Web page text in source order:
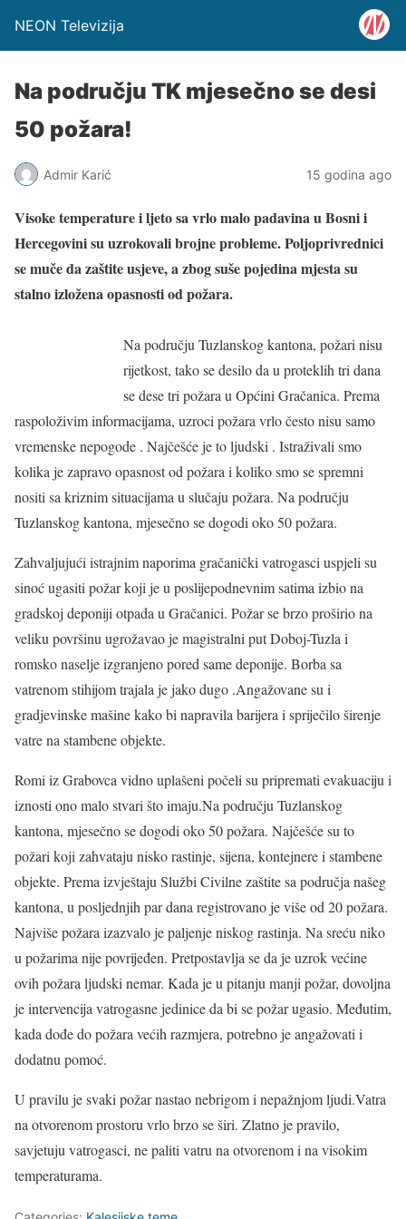
NEON Televizija
Na području TK mjesečno se desi
50 požara!
Admir Karić 15 godina ago
Visoke temperature i ljeto sa vrlo malo padavina u Bosni i
Hercegovini su uzrokovali brojne probleme. Poljoprivrednici
se muče da zaštite usjeve, a zbog suše pojedina mjesta su
stalno izložena opasnosti od požara.
Na području Tuzlanskog kantona, požari nisu
rijetkost, tako se desilo da u proteklih tri dana
se dese tri požara u Općini Gračanica. Prema
raspoloživim informacijama, uzroci požara vrlo često nisu samo
vremenske nepogode . Najčešće je to ljudski . Istraživali smo
kolika je zapravo opasnost od požara i koliko smo se spremni
nositi sa kriznim situacijama u slučaju požara. Na području
Tuzlanskog kantona, mjesečno se dogodi oko 50 požara.
Zahvaljujući istrajnim naporima gračanički vatrogasci uspjeli su
sinoć ugasiti požar koji je u poslijepodnevnim satima izbio na
gradskoj deponiji otpada u Gračanici. Požar se brzo proširio na
veliku površinu ugrožavao je magistralni put Doboj-Tuzla i
romsko naselje izgranjeno pored same deponije. Borba sa
vatrenom stihijom trajala je jako dugo .Angažovane su i
gradjevinske mašine kako bi napravila barijera i spriječilo širenje
vatre na stambene objekte.
Romi iz Grabovca vidno uplašeni počeli su pripremati evakuaciju i
iznosti ono malo stvari što imaju.Na području Tuzlanskog
kantona, mjesečno se dogodi oko 50 požara. Najčešće su to
požari koji zahvataju nisko rastinje, sijena, kontejnere i stambene
objekte. Prema izvještaju Službi Civilne zaštite sa područja našeg
kantona, u posljednjih par dana registrovano je više od 20 požara.
Najviše požara izazvalo je paljenje niskog rastinja. Na sreću niko
u požarima nije povrijeđen. Pretpostavlja se da je uzrok većine
ovih požara ljudski nemar. Kada je u pitanju manji požar, dovoljna
je intervencija vatrogasne jedinice da bi se požar ugasio. Međutim,
kada dođe do požara većih razmjera, potrebno je angažovati i
dodatnu pomoć.
U pravilu je svaki požar nastao nebrigom i nepažnjom ljudi.Vatra
na otvorenom prostoru vrlo brzo se širi. Zlatno je pravilo,
savjetuju vatrogasci, ne paliti vatru na otvorenom i na visokim
temperaturama.